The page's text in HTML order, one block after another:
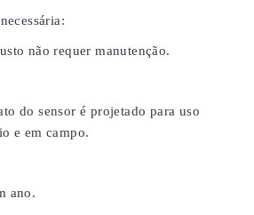
não requer manutenção.
do sensor é projetado para uso
e em campo.
ano.